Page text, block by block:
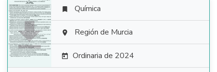

 Química
 Región de Murcia
 Ordinaria de 2024